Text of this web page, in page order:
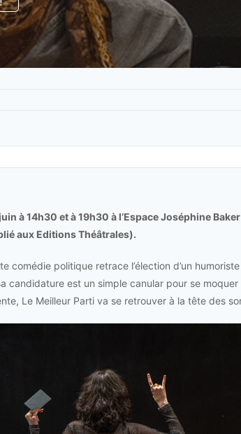
à 14h30 et à 19h30 à l’Espace Joséphine
aux Editions Théâtrales).
comédie politique retrace l’élection d’un
candidature est un simple canular pour se
Le Meilleur Parti va se retrouver à la tête des